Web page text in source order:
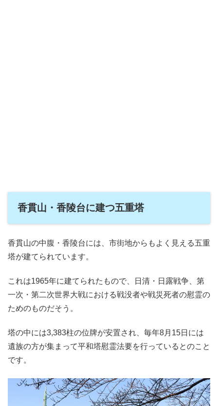
香貫山・香陵台に建つ五重塔
香貫山の中腹・香陵台には、市街地からもよく見える五重
塔が建てられています。
これは1965年に建てられたもので、日清・日露戦争、第
一次・第二次世界大戦における戦没者や戦災死者の慰霊の
ためのものだそう。
塔の中には3,383柱の位牌が安置され、毎年8月15日には
遺族の方が集まって平和塔慰霊法要を行っているとのこと
です。